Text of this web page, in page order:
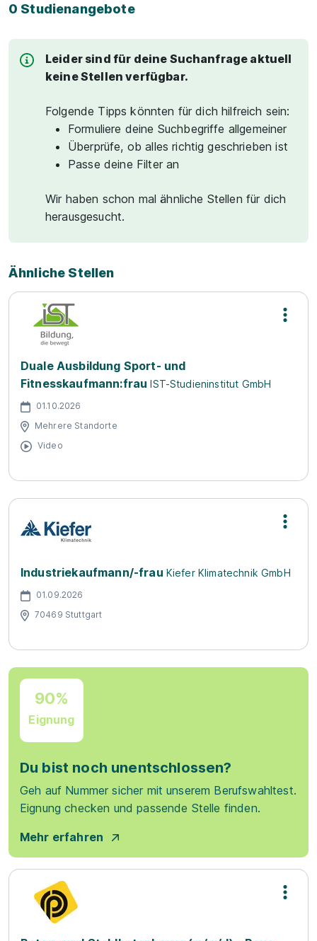
0 Studienangebote
Leider sind für deine Suchanfrage aktuell
keine Stellen verfügbar.
Folgende Tipps könnten für dich hilfreich sein:
Formuliere deine Suchbegriffe allgemeiner
Überprüfe, ob alles richtig geschrieben ist
Passe deine Filter an
Wir haben schon mal ähnliche Stellen für dich
herausgesucht.
Ähnliche Stellen
Duale Ausbildung Sport- und
Fitnesskaufmann:frau IST-Studieninstitut GmbH
01.10.2026
Mehrere Standorte
Video
Industriekaufmann/-frau Kiefer Klimatechnik GmbH
01.09.2026
70469 Stuttgart
90%
Eignung
Du bist noch unentschlossen?
Geh auf Nummer sicher mit unserem Berufswahltest.
Eignung checken und passende Stelle finden.
Mehr erfahren